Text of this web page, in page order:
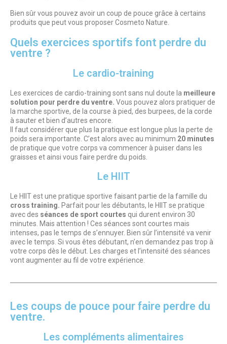
Bien sûr vous pouvez avoir un coup de pouce grâce à certains
produits que peut vous proposer Cosmeto Nature.
Quels exercices sportifs font perdre du
ventre ?
Le cardio-training
Les exercices de cardio-training sont sans nul doute la meilleure
solution pour perdre du ventre. Vous pouvez alors pratiquer de
la marche sportive, de la course à pied, des burpees, de la corde
à sauter et bien d’autres encore.
Il faut considérer que plus la pratique est longue plus la perte de
poids sera importante. C’est alors avec au minimum 20 minutes
de pratique que votre corps va commencer à puiser dans les
graisses et ainsi vous faire perdre du poids.
Le HIIT
Le HIIT est une pratique sportive faisant partie de la famille du
cross training. Parfait pour les débutants, le HIIT se pratique
avec des séances de sport courtes qui durent environ 30
minutes. Mais attention ! Ces séances sont courtes mais
intenses, pas le temps de s’ennuyer. Bien sûr l’intensité va venir
avec le temps. Si vous êtes débutant, n’en demandez pas trop à
votre corps dès le début. Les charges et l’intensité des séances
vont augmenter au fil de votre expérience.
Les coups de pouce pour faire perdre du
ventre.
Les compléments alimentaires